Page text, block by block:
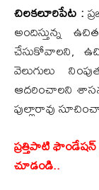
చిలకలూరిపేట :
అందిస్తున్న
చేసుకోవాలని,
వెలుగులు
ఆదరించాలని
పుల్లారావు
ప్రత్తిపాటి
చూడండి..